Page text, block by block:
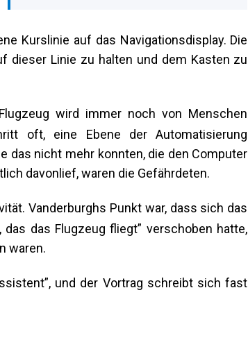
Kurslinie auf das Navigationsdisplay. Die
dieser Linie zu halten und dem Kasten zu
wird immer noch von Menschen
oft, eine Ebene der Automatisierung
das nicht mehr konnten, die den Computer
davonlief, waren die Gefährdeten.
Vanderburghs Punkt war, dass sich das
das Flugzeug fliegt” verschoben hatte,
waren.
und der Vortrag schreibt sich fast